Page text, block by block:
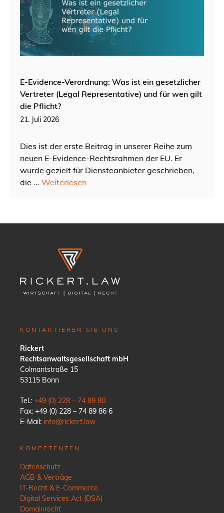
E-Evidence-Verordnung: Was ist ein gesetzlicher
Vertreter (Legal Representative) und für wen gilt
die Pflicht?
21. Juli 2026
Dies ist der erste Beitrag in unserer Reihe zum
neuen E-Evidence-Rechtsrahmen der EU. Er
wurde gezielt für Diensteanbieter geschrieben,
die ... Weiterlesen
KONTAKTIEREN SIE UNS
Rickert
Rechtsanwaltsgesellschaft mbH
Colmantstraße 15
53115 Bonn
Tel.: +49 (0) 228 – 74 89 80
Fax: +49 (0) 228 – 74 89 86 6
E-Mail: info@rickert.law
KOMPETENZEN
Datenschutz
AGB & Verträge
IT-Recht & E-Commerce
Digital Services Act (DSA)
Domainrecht